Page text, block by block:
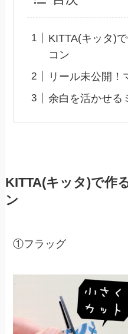
KITTA(キッタ)
コン
リール未公開！
余白を活かせる
KITTA(キッタ)で作
ン
①フラッグ